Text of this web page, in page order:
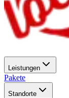
Leistungen
Pakete
Standorte